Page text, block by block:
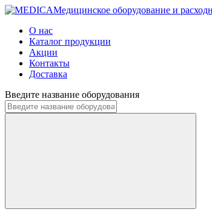
Медицинское оборудование и
О нас
Каталог продукции
Акции
Контакты
Доставка
Введите название оборудования